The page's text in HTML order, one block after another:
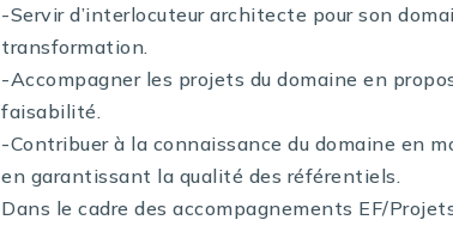
-Servir d’interlocuteur architecte pour son
transformation.
-Accompagner les projets du domaine en
faisabilité.
-Contribuer à la connaissance du domaine en
en garantissant la qualité des référentiels.
Dans le cadre des accompagnements EF/